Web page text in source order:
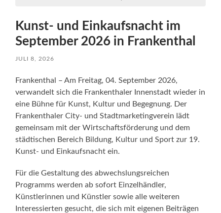
Kunst- und Einkaufsnacht im
September 2026 in Frankenthal
JULI 8, 2026
Frankenthal – Am Freitag, 04. September 2026,
verwandelt sich die Frankenthaler Innenstadt wieder in
eine Bühne für Kunst, Kultur und Begegnung. Der
Frankenthaler City- und Stadtmarketingverein lädt
gemeinsam mit der Wirtschaftsförderung und dem
städtischen Bereich Bildung, Kultur und Sport zur 19.
Kunst- und Einkaufsnacht ein.
Für die Gestaltung des abwechslungsreichen
Programms werden ab sofort Einzelhändler,
Künstlerinnen und Künstler sowie alle weiteren
Interessierten gesucht, die sich mit eigenen Beiträgen